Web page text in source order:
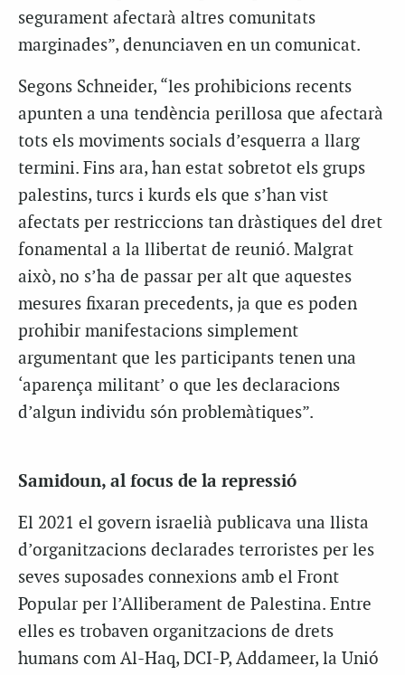
segurament afectarà altres comunitats
marginades”, denunciaven en un comunicat.
Segons Schneider, “les prohibicions recents
apunten a una tendència perillosa que afectarà
tots els moviments socials d’esquerra a llarg
termini. Fins ara, han estat sobretot els grups
palestins, turcs i kurds els que s’han vist
afectats per restriccions tan dràstiques del dret
fonamental a la llibertat de reunió. Malgrat
això, no s’ha de passar per alt que aquestes
mesures fixaran precedents, ja que es poden
prohibir manifestacions simplement
argumentant que les participants tenen una
‘aparença militant’ o que les declaracions
d’algun individu són problemàtiques”.
Samidoun, al focus de la repressió
El 2021 el govern israelià publicava una llista
d’organitzacions declarades terroristes per les
seves suposades connexions amb el Front
Popular per l’Alliberament de Palestina. Entre
elles es trobaven organitzacions de drets
humans com Al-Haq, DCI-P, Addameer, la Unió